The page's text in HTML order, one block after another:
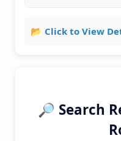
📂 Click to View
🔎 Search